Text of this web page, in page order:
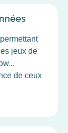
jeux de
de ceux